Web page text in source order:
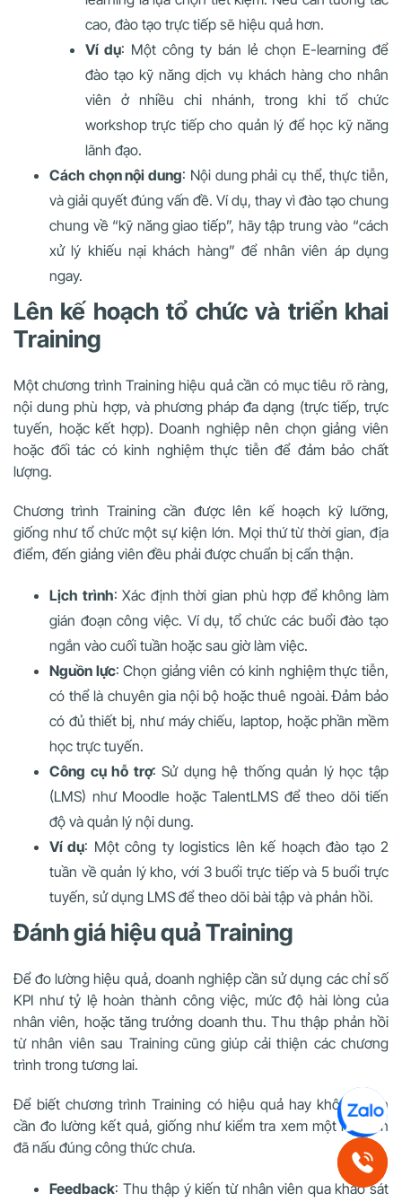
cao, đào tạo trực tiếp sẽ hiệu quả hơn.
Ví dụ: Một công ty bán lẻ chọn E-learning để
đào tạo kỹ năng dịch vụ khách hàng cho nhân
viên ở nhiều chi nhánh, trong khi tổ chức
workshop trực tiếp cho quản lý để học kỹ năng
lãnh đạo.
Cách chọn nội dung: Nội dung phải cụ thể, thực tiễn,
và giải quyết đúng vấn đề. Ví dụ, thay vì đào tạo chung
chung về “kỹ năng giao tiếp”, hãy tập trung vào “cách
xử lý khiếu nại khách hàng” để nhân viên áp dụng
ngay.
Lên kế hoạch tổ chức và triển khai
Training
Một chương trình Training hiệu quả cần có mục tiêu rõ ràng,
nội dung phù hợp, và phương pháp đa dạng (trực tiếp, trực
tuyến, hoặc kết hợp). Doanh nghiệp nên chọn giảng viên
hoặc đối tác có kinh nghiệm thực tiễn để đảm bảo chất
lượng.
Chương trình Training cần được lên kế hoạch kỹ lưỡng,
giống như tổ chức một sự kiện lớn. Mọi thứ từ thời gian, địa
điểm, đến giảng viên đều phải được chuẩn bị cẩn thận.
Lịch trình: Xác định thời gian phù hợp để không làm
gián đoạn công việc. Ví dụ, tổ chức các buổi đào tạo
ngắn vào cuối tuần hoặc sau giờ làm việc.
Nguồn lực: Chọn giảng viên có kinh nghiệm thực tiễn,
có thể là chuyên gia nội bộ hoặc thuê ngoài. Đảm bảo
có đủ thiết bị, như máy chiếu, laptop, hoặc phần mềm
học trực tuyến.
Công cụ hỗ trợ: Sử dụng hệ thống quản lý học tập
(LMS) như Moodle hoặc TalentLMS để theo dõi tiến
độ và quản lý nội dung.
Ví dụ: Một công ty logistics lên kế hoạch đào tạo 2
tuần về quản lý kho, với 3 buổi trực tiếp và 5 buổi trực
tuyến, sử dụng LMS để theo dõi bài tập và phản hồi.
Đánh giá hiệu quả Training
Để đo lường hiệu quả, doanh nghiệp cần sử dụng các chỉ số
KPI như tỷ lệ hoàn thành công việc, mức độ hài lòng của
nhân viên, hoặc tăng trưởng doanh thu. Thu thập phản hồi
từ nhân viên sau Training cũng giúp cải thiện các chương
trình trong tương lai.
Để biết chương trình Training có hiệu quả hay không, bạn
cần đo lường kết quả, giống như kiểm tra xem một món ăn
đã nấu đúng công thức chưa.
Feedback: Thu thập ý kiến từ nhân viên qua khảo sát